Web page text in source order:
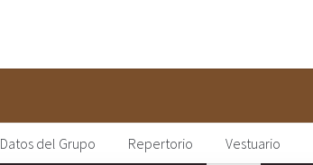
Datos del Grupo Repertorio Vestuario